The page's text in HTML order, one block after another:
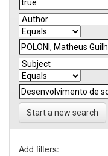
Start a new search
Add filters: